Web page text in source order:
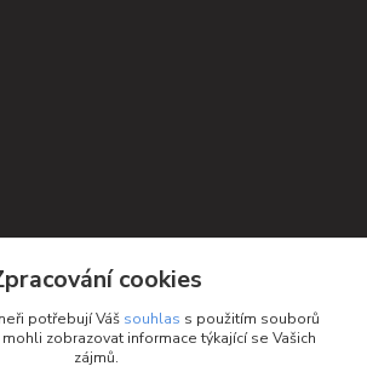
cookies
potřebují Váš souhlas s použitím souborů
zobrazovat informace týkající se Vašich
zájmů.